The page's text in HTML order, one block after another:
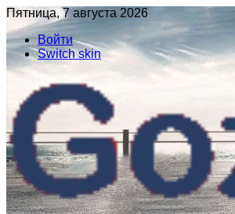
Пятница, 7 августа 2026
Войти
Switch skin